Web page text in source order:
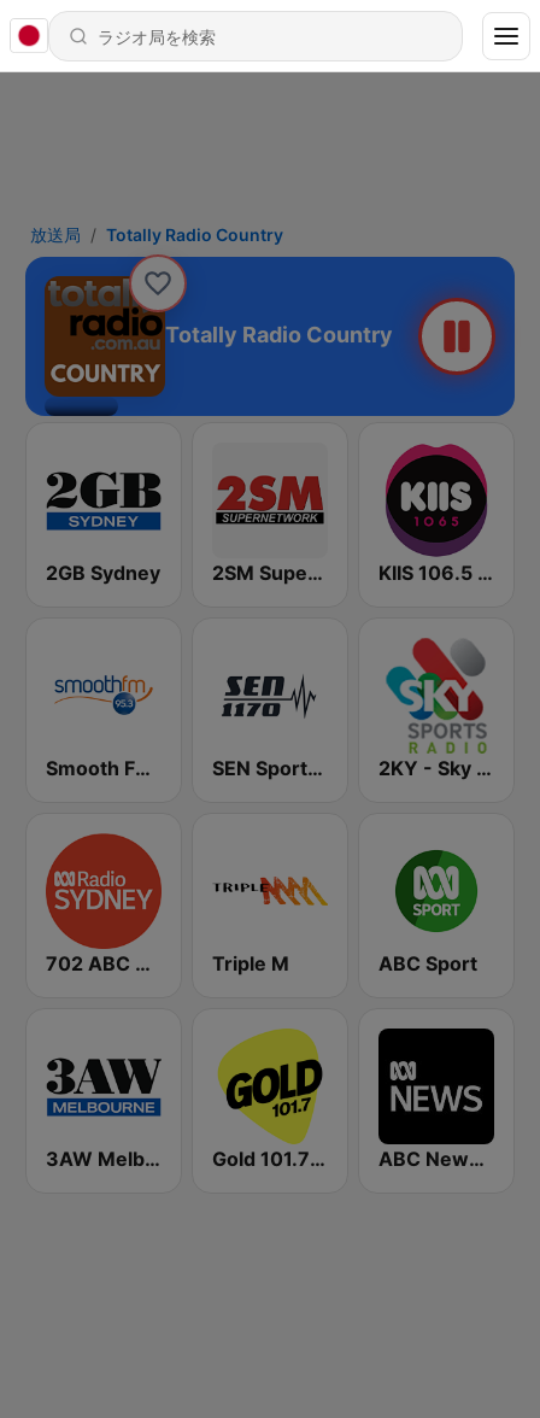
放送局 Totally Radio Country
Totally Radio Country
2GB Sydney 2SM Super Radio KIIS 106.5 FM
Smooth FM 95.3 Sydney SEN Sports 1170 Sydney 2KY - Sky Sports Radio
702 ABC Sydney Triple M ABC Sport
3AW Melbourne Gold 101.7 FM ABC News Radio